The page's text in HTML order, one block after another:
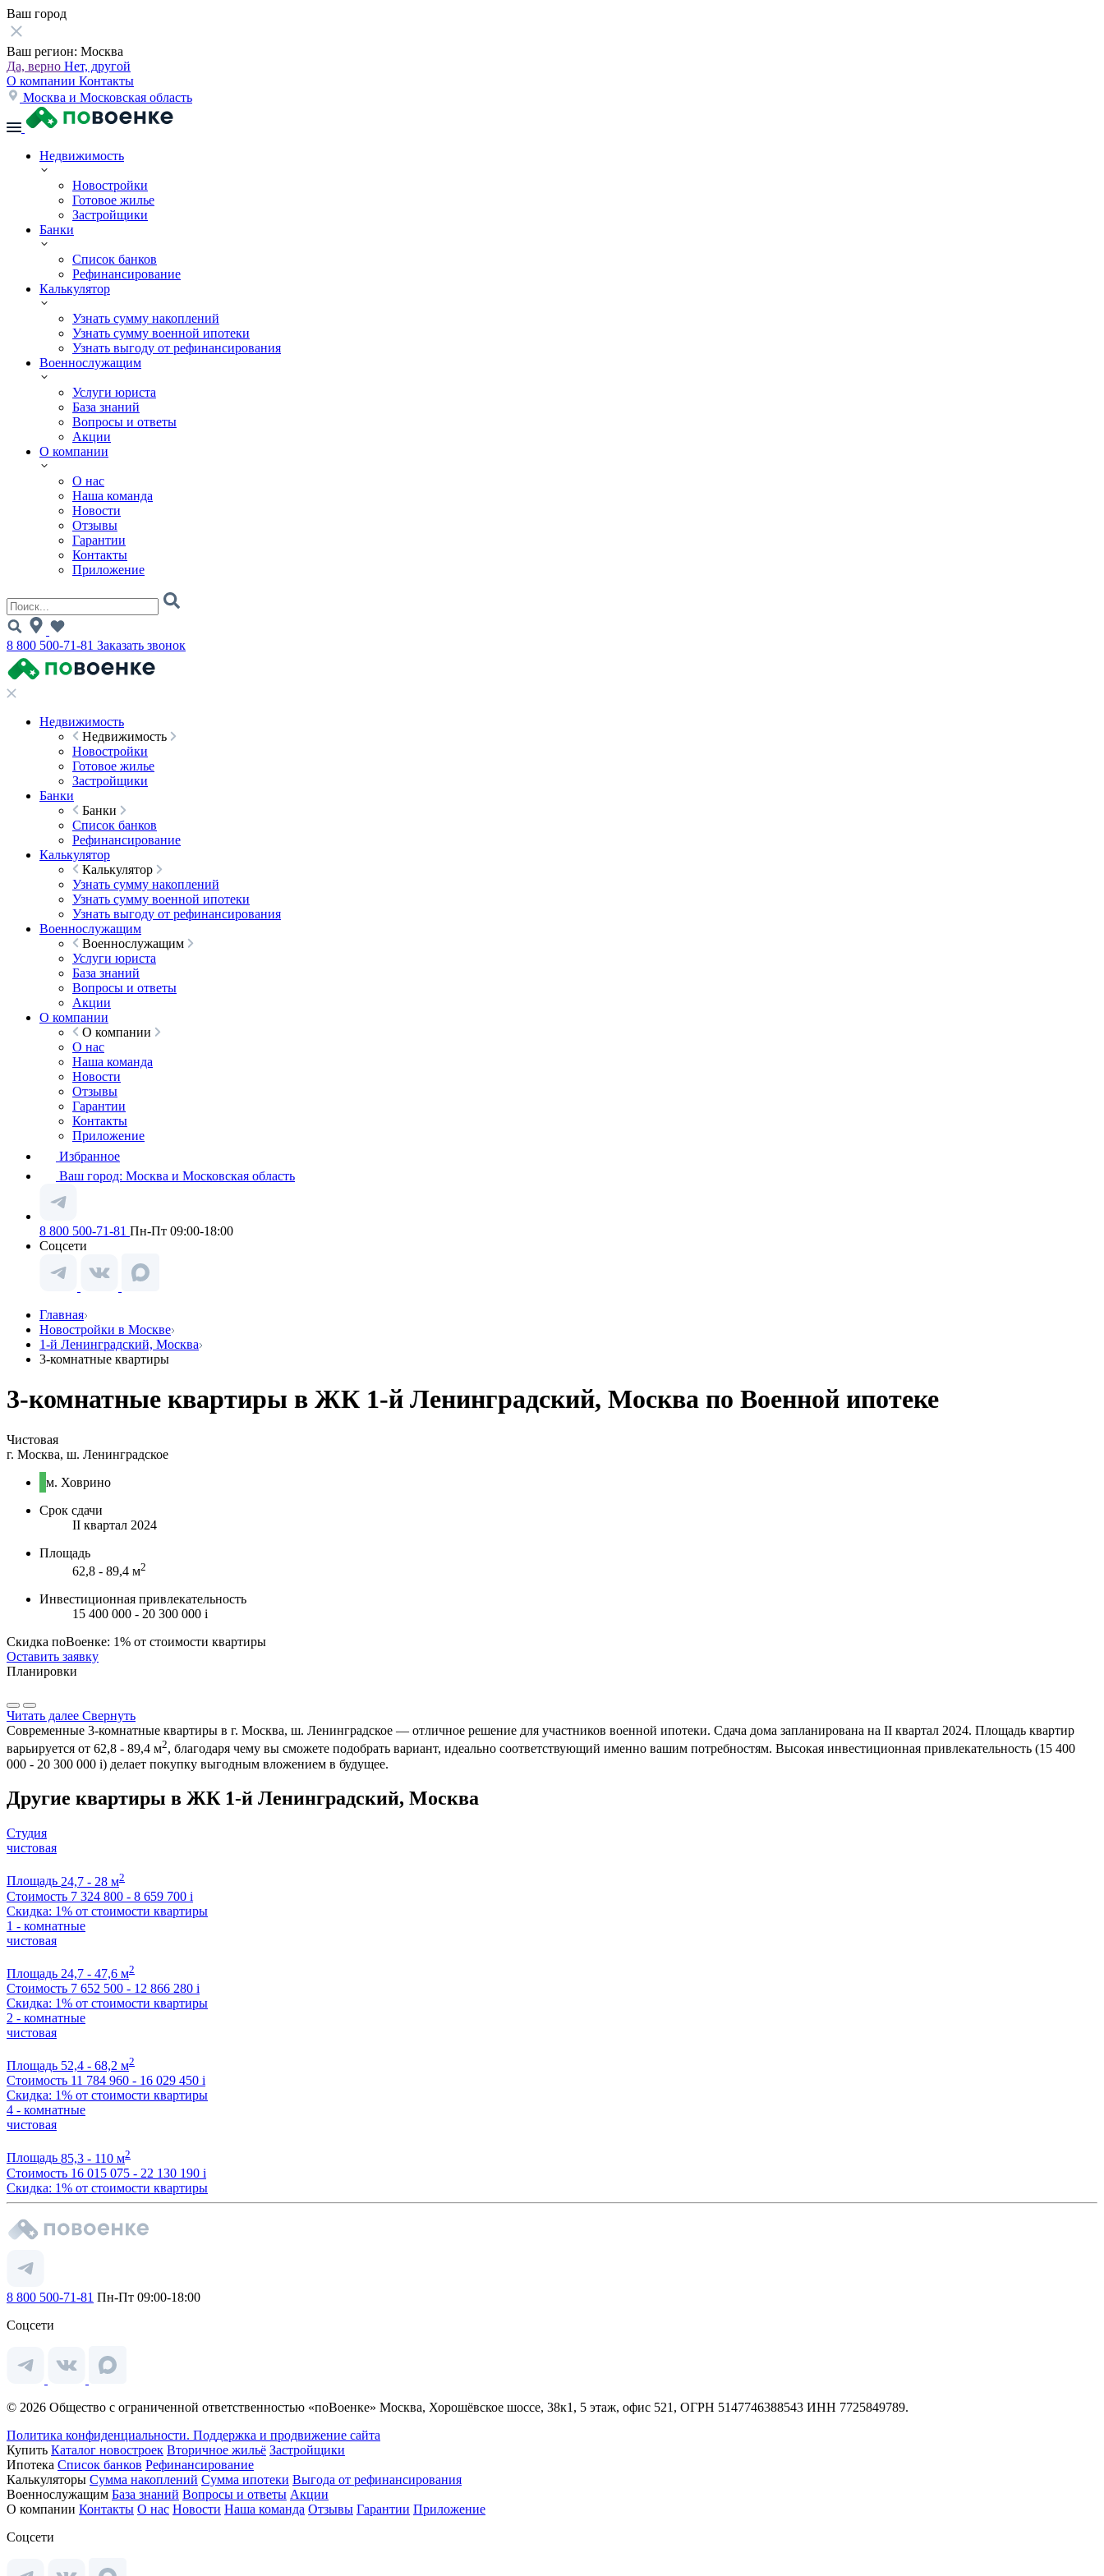
Ваш город
Ваш регион: Москва
Да, верно Нет, другой
О компании Контакты
Москва и Московская область
Недвижимость
Новостройки
Готовое жилье
Застройщики
Банки
Список банков
Рефинансирование
Калькулятор
Узнать сумму накоплений
Узнать сумму военной ипотеки
Узнать выгоду от рефинансирования
Военнослужащим
Услуги юриста
База знаний
Вопросы и ответы
Акции
О компании
О нас
Наша команда
Новости
Отзывы
Гарантии
Контакты
Приложение
8 800 500-71-81 Заказать звонок
Недвижимость
Недвижимость
Новостройки
Готовое жилье
Застройщики
Банки
Банки
Список банков
Рефинансирование
Калькулятор
Калькулятор
Узнать сумму накоплений
Узнать сумму военной ипотеки
Узнать выгоду от рефинансирования
Военнослужащим
Военнослужащим
Услуги юриста
База знаний
Вопросы и ответы
Акции
О компании
О компании
О нас
Наша команда
Новости
Отзывы
Гарантии
Контакты
Приложение
Избранное
Ваш город: Москва и Московская область
8 800 500-71-81 Пн-Пт 09:00-18:00
Соцсети
Главная
Новостройки в Москве
1-й Ленинградский, Москва
3-комнатные квартиры
3-комнатные квартиры в ЖК 1-й Ленинградский, Москва по Военной ипотеке
Чистовая
г. Москва, ш. Ленинградское
м. Ховрино
Срок сдачи
II квартал 2024
Площадь
62,8 - 89,4 м2
Инвестиционная привлекательность
15 400 000 - 20 300 000 i
Скидка поВоенке: 1% от стоимости квартиры
Оставить заявку
Планировки
Читать далее Свернуть
Современные 3-комнатные квартиры в г. Москва, ш. Ленинградское — отличное решение для участников военной ипотеки. Сдача дома запланирована на II квартал 2024. Площадь квартир
варьируется от 62,8 - 89,4 м2, благодаря чему вы сможете подобрать вариант, идеально соответствующий именно вашим потребностям. Высокая инвестиционная привлекательность (15 400
000 - 20 300 000 i) делает покупку выгодным вложением в будущее.
Другие квартиры в ЖК 1-й Ленинградский, Москва
Студия
чистовая
Площадь 24,7 - 28 м2
Стоимость 7 324 800 - 8 659 700 i
Скидка: 1% от стоимости квартиры
1 - комнатные
чистовая
Площадь 24,7 - 47,6 м2
Стоимость 7 652 500 - 12 866 280 i
Скидка: 1% от стоимости квартиры
2 - комнатные
чистовая
Площадь 52,4 - 68,2 м2
Стоимость 11 784 960 - 16 029 450 i
Скидка: 1% от стоимости квартиры
4 - комнатные
чистовая
Площадь 85,3 - 110 м2
Стоимость 16 015 075 - 22 130 190 i
Скидка: 1% от стоимости квартиры
8 800 500-71-81 Пн-Пт 09:00-18:00
Соцсети
© 2026 Общество с ограниченной ответственностью «поВоенке» Москва, Хорошёвское шоссе, 38к1, 5 этаж, офис 521, ОГРН 5147746388543 ИНН 7725849789.
Политика конфиденциальности. Поддержка и продвижение сайта
Купить Каталог новостроек Вторичное жильё Застройщики
Ипотека Список банков Рефинансирование
Калькуляторы Сумма накоплений Сумма ипотеки Выгода от рефинансирования
Военнослужащим База знаний Вопросы и ответы Акции
О компании Контакты О нас Новости Наша команда Отзывы Гарантии Приложение
Соцсети